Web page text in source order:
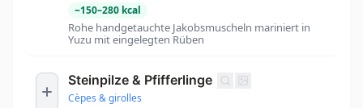
~150–280 kcal
Rohe handgetauchte Jakobsmuscheln mariniert in
Yuzu mit eingelegten Rüben
Steinpilze & Pfifferlinge
Cèpes & girolles